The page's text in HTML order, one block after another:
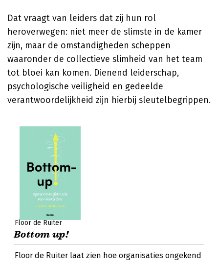
Dat vraagt van leiders dat zij hun rol
heroverwegen: niet meer de slimste in de kamer
zijn, maar de omstandigheden scheppen
waaronder de collectieve slimheid van het team
tot bloei kan komen. Dienend leiderschap,
psychologische veiligheid en gedeelde
verantwoordelijkheid zijn hierbij sleutelbegrippen.
Floor de Ruiter
Bottom up!
Floor de Ruiter laat zien hoe organisaties ongekend